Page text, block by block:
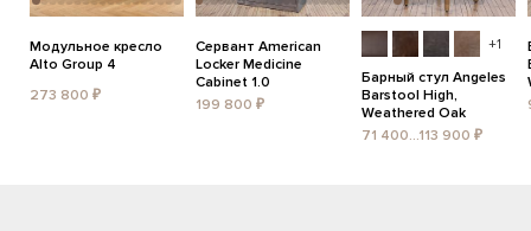
Модульное кресло
Alto Group 4
273 800 ₽
Сервант American
Locker Medicine
Cabinet 1.0
199 800 ₽
+1
Барный стул Angeles
Barstool High,
Weathered Oak
71 400...113 900 ₽